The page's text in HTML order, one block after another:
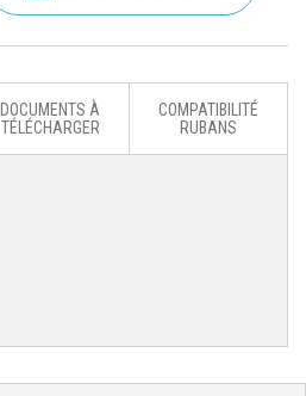
DOCUMENTS À
TÉLÉCHARGER
COMPATIBILITÉ
RUBANS